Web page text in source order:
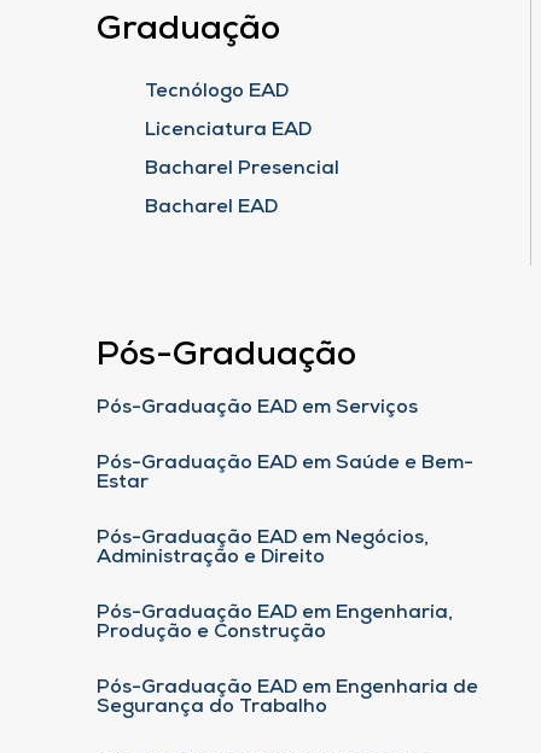
Graduação
Tecnólogo EAD
Licenciatura EAD
Bacharel Presencial
Bacharel EAD
Pós-Graduação
Pós-Graduação EAD em Serviços
Pós-Graduação EAD em Saúde e Bem-
Estar
Pós-Graduação EAD em Negócios,
Administração e Direito
Pós-Graduação EAD em Engenharia,
Produção e Construção
Pós-Graduação EAD em Engenharia de
Segurança do Trabalho